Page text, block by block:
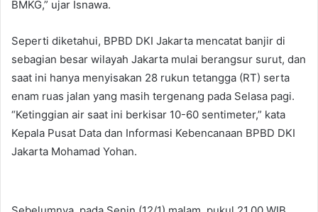
BMKG,” ujar Isnawa.
Seperti diketahui, BPBD DKI Jakarta mencatat banjir di
sebagian besar wilayah Jakarta mulai berangsur surut, dan
saat ini hanya menyisakan 28 rukun tetangga (RT) serta
enam ruas jalan yang masih tergenang pada Selasa pagi.
“Ketinggian air saat ini berkisar 10-60 sentimeter,” kata
Kepala Pusat Data dan Informasi Kebencanaan BPBD DKI
Jakarta Mohamad Yohan.